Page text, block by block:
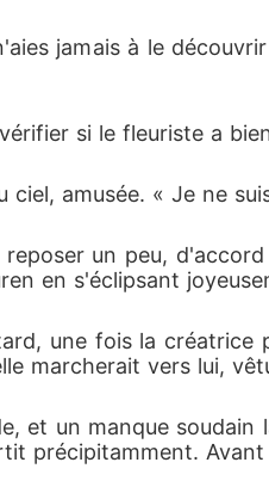
jamais à le
si le fleuriste a
ciel, amusée. « Je ne
reposer un peu,
en s'éclipsant
une fois la créatrice
marcherait vers lui,
et un manque soudain
précipitamment.